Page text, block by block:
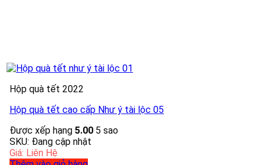
Hộp quà tết 2022
Hộp quà tết cao cấp Như ý tài lộc 05
Được xếp hạng 5.00 5 sao
SKU: Đang cập nhật
Giá: Liên Hệ